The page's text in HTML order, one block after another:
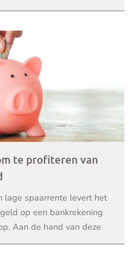
veel langere dagen dan
te profiteren van
lage spaarrente levert het
op een bankrekening
Aan de hand van deze
u ervoor dat uw